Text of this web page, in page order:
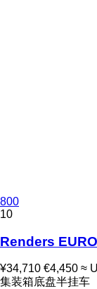
800
10
Renders
¥34,710 €4,450 ≈
集装箱底盘半挂车